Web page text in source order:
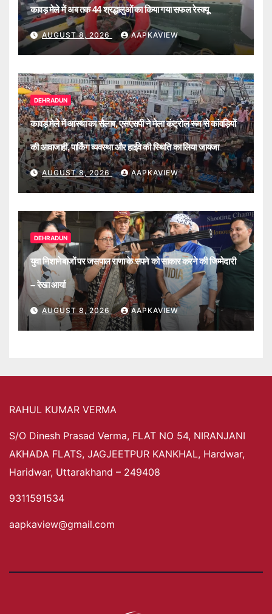
कावड़ मेले में अब तक 44 श्रद्धालुओं का किया गया सफल रेस्क्यू
AUGUST 8, 2026 AAPKAVIEW
DEHRADUN
कावड़ मेले में आस्था का सैलाब, एसएसपी ने मेला कंट्रोल रूम से कांवड़ियों
की आवाजाही, पार्किंग व्यवस्था और हाईवे की स्थिति का लिया जायजा
AUGUST 8, 2026 AAPKAVIEW
DEHRADUN
युवा निशानेबाजों पर जसपाल राणा के सपने को साकार करने की जिम्मेदारी
– रेखा आर्या
AUGUST 8, 2026 AAPKAVIEW
RAHUL KUMAR VERMA
S/O Dinesh Prasad Verma, FLAT NO 54, NIRANJANI
AKHADA FLATS, JAGJEETPUR KANKHAL, Hardwar,
Haridwar, Uttarakhand – 249408
9311591534
aapkaview@gmail.com